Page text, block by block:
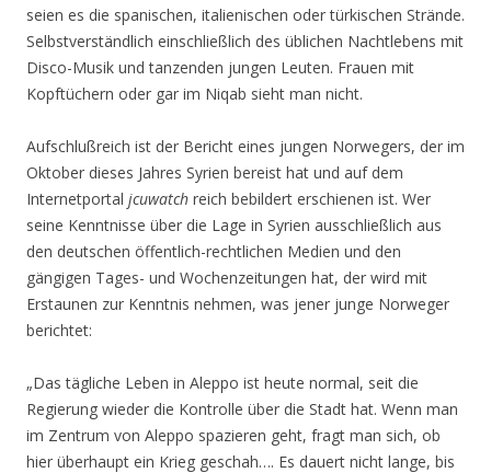
seien es die spanischen, italienischen oder türkischen Strände.
Selbstverständlich einschließlich des üblichen Nachtlebens mit
Disco-Musik und tanzenden jungen Leuten. Frauen mit
Kopftüchern oder gar im Niqab sieht man nicht.
Aufschlußreich ist der Bericht eines jungen Norwegers, der im
Oktober dieses Jahres Syrien bereist hat und auf dem
Internetportal jcuwatch reich bebildert erschienen ist. Wer
seine Kenntnisse über die Lage in Syrien ausschließlich aus
den deutschen öffentlich-rechtlichen Medien und den
gängigen Tages- und Wochenzeitungen hat, der wird mit
Erstaunen zur Kenntnis nehmen, was jener junge Norweger
berichtet:
„Das tägliche Leben in Aleppo ist heute normal, seit die
Regierung wieder die Kontrolle über die Stadt hat. Wenn man
im Zentrum von Aleppo spazieren geht, fragt man sich, ob
hier überhaupt ein Krieg geschah…. Es dauert nicht lange, bis